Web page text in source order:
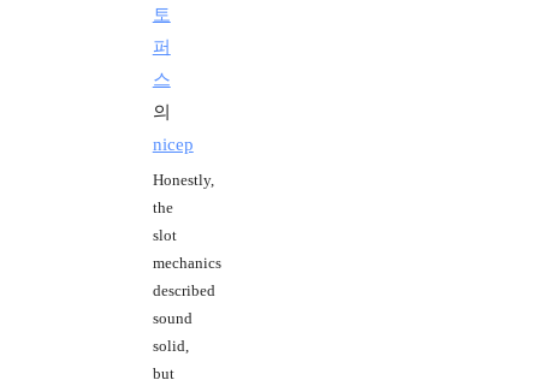
토
퍼
스
의
nicep
Honestly,
the
slot
mechanics
described
sound
solid,
but